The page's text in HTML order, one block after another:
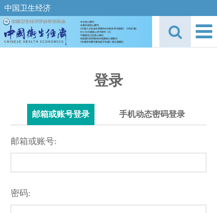
中国卫生经济
登录
邮箱或账号登录 手机动态密码登录
邮箱或账号:
密码: